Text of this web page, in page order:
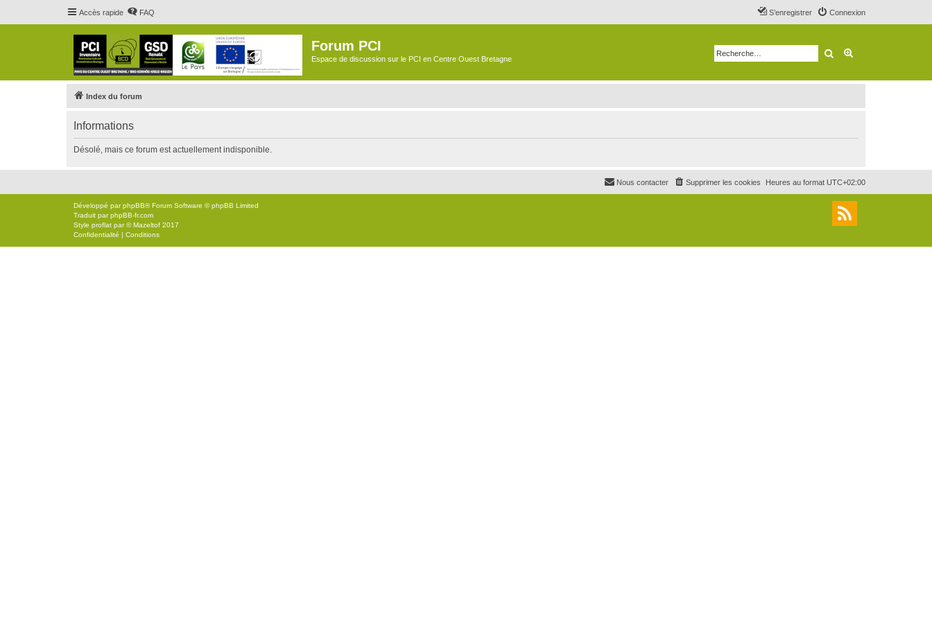
Accès rapide FAQ Connexion
S’enregistrer
Forum PCI
Espace de discussion sur le PCI en Centre Ouest Bretagne Rechercher
Index du forum
Informations
Désolé, mais ce forum est actuellement indisponible.
Heures au format UTC+02:00
Supprimer les cookies
Nous contacter
Développé parphpBB® Forum Software © phpBB Limited
Traduit parphpBB-fr.com
Style proflat par ©Mazeltof 2017
Confidentialité | Conditions